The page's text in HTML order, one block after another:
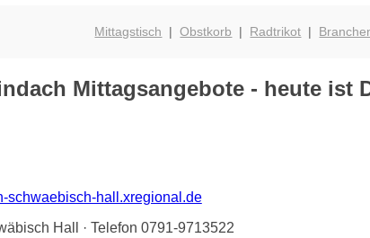
Mittagstisch |Obstkorb | Radtrikot |
Mittagsangebote - heute ist
schwaebisch-hall.xregional.de
Hall · Telefon 0791-9713522